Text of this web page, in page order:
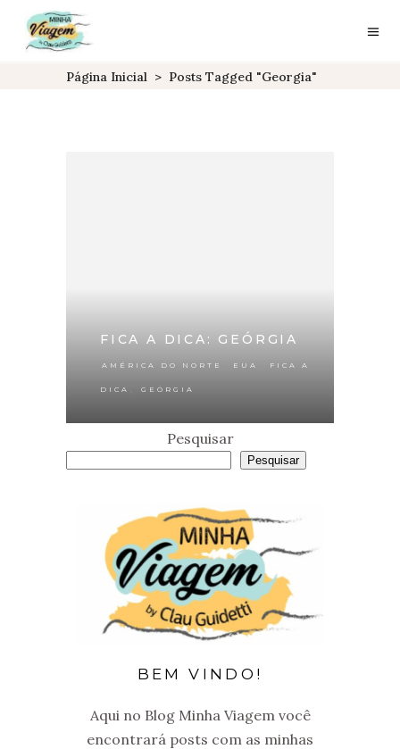
Página Inicial > Posts Tagged "georgia"
FICA A DICA: GEÓRGIA
AMÉRICA DO NORTE EUA FICA A
DICA GEÓRGIA
Pesquisar
Pesquisar
BEM VINDO!
Aqui no Blog Minha Viagem você
encontrará posts com as minhas